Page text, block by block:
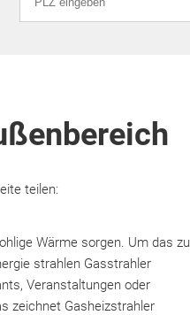
teilen:
Wärme sorgen. Um das zu
strahlen Gasstrahler
Veranstaltungen oder
zeichnet Gasheizstrahler